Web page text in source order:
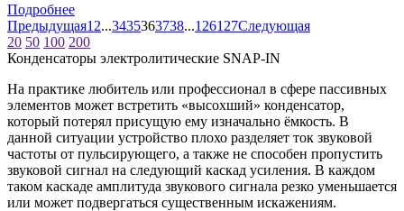
Подробнее
Предыдущая1 2...3435363738...126127Следующая
20 50 100 200
Конденсаторы электролитические SNAP-IN
На практике любитель или профессионал в сфере пассивных
элементов может встретить «высохший» конденсатор,
который потерял присущую ему изначально ёмкость. В
данной ситуации устройство плохо разделяет ток звуковой
частоты от пульсирующего, а также не способен пропустить
звуковой сигнал на следующий каскад усиления. В каждом
таком каскаде амплитуда звукового сигнала резко уменьшается
или может подвергаться существенным искажениям.